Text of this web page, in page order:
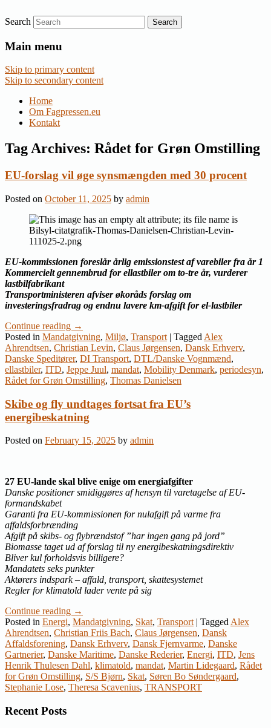
Fagpressen.eu
Nyheder om dansk EU-politik
Search
Main menu
Skip to primary content
Skip to secondary content
Home
Om Fagpressen.eu
Kontakt
Tag Archives: Rådet for Grøn Omstilling
EU-forslag vil øge synsmængden med 30 procent
Posted on October 11, 2025 by admin
EU-kommissionen foreslår årlig emissionstest af varebiler fra år 1
Kommercielt gennembrud for ellastbiler om to-tre år, vurderer
lastbilfabrikant
Transportministeren afviser økoråds forslag om
investeringsfradrag og endnu lavere km-afgift for el-lastbiler
Continue reading →
Posted in Mandatgivning, Miljø, Transport | Tagged Alex
Ahrendtsen, Christian Levin, Claus Jørgensen, Dansk Erhverv,
Danske Speditører, DI Transport, DTL/Danske Vognmænd,
ellastbiler, ITD, Jeppe Juul, mandat, Mobility Denmark, periodesyn,
Rådet for Grøn Omstilling, Thomas Danielsen
Skibe og fly undtages fortsat fra EU’s
energibeskatning
Posted on February 15, 2025 by admin
27 EU-lande skal blive enige om energiafgifter
Danske positioner smidiggøres af hensyn til varetagelse af EU-
formandskabet
Garanti fra EU-kommissionen for nulafgift på varme fra
affaldsforbrænding
Afgift på skibs- og flybrændstof ”har ingen gang på jord”
Biomasse taget ud af forslag til ny energibeskatningsdirektiv
Bliver kul forholdsvis billigere?
Mandatets seks punkter
Aktørers indspark – affald, transport, skattesystemet
Regler for klimatold lader vente på sig
Continue reading →
Posted in Energi, Mandatgivning, Skat, Transport | TaggedAlex
Ahrendtsen, Christian Friis Bach, Claus Jørgensen, Dansk
Affaldsforening, Dansk Erhverv, Dansk Fjernvarme, Danske
Gartnerier, Danske Maritime, Danske Rederier, Energi, ITD, Jens
Henrik Thulesen Dahl, klimatold, mandat, Martin Lidegaard, Rådet
for Grøn Omstilling, S/S Bjørn, Skat, Søren Bo Søndergaard,
Stephanie Lose, Theresa Scavenius, TRANSPORT
Recent Posts